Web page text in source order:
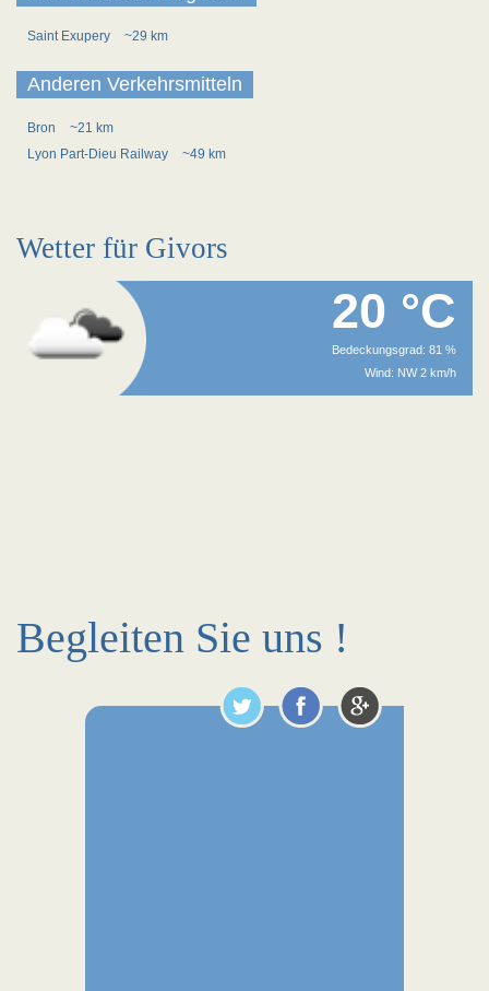
Saint Exupery ~29 km
Anderen Verkehrsmitteln
Bron
~21 km
Lyon Part-Dieu Railway
~49 km
Wetter für Givors
20 °C
Bedeckungsgrad: 81 %
Wind: NW 2 km/h
Begleiten Sie uns !